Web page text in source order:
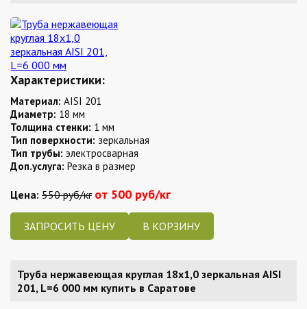
Характеристики:
Материал: AISI 201
Диаметр: 18 мм
Толщина стенки: 1 мм
Тип поверхности: зеркальная
Тип трубы: электросварная
Доп.услуга: Резка в размер
Цена: 550 руб/кг от 500 руб/кг
ЗАПРОСИТЬ ЦЕНУ
Труба нержавеющая круглая 18х1,0 зеркальная AISI
201, L=6 000 мм купить в Саратове